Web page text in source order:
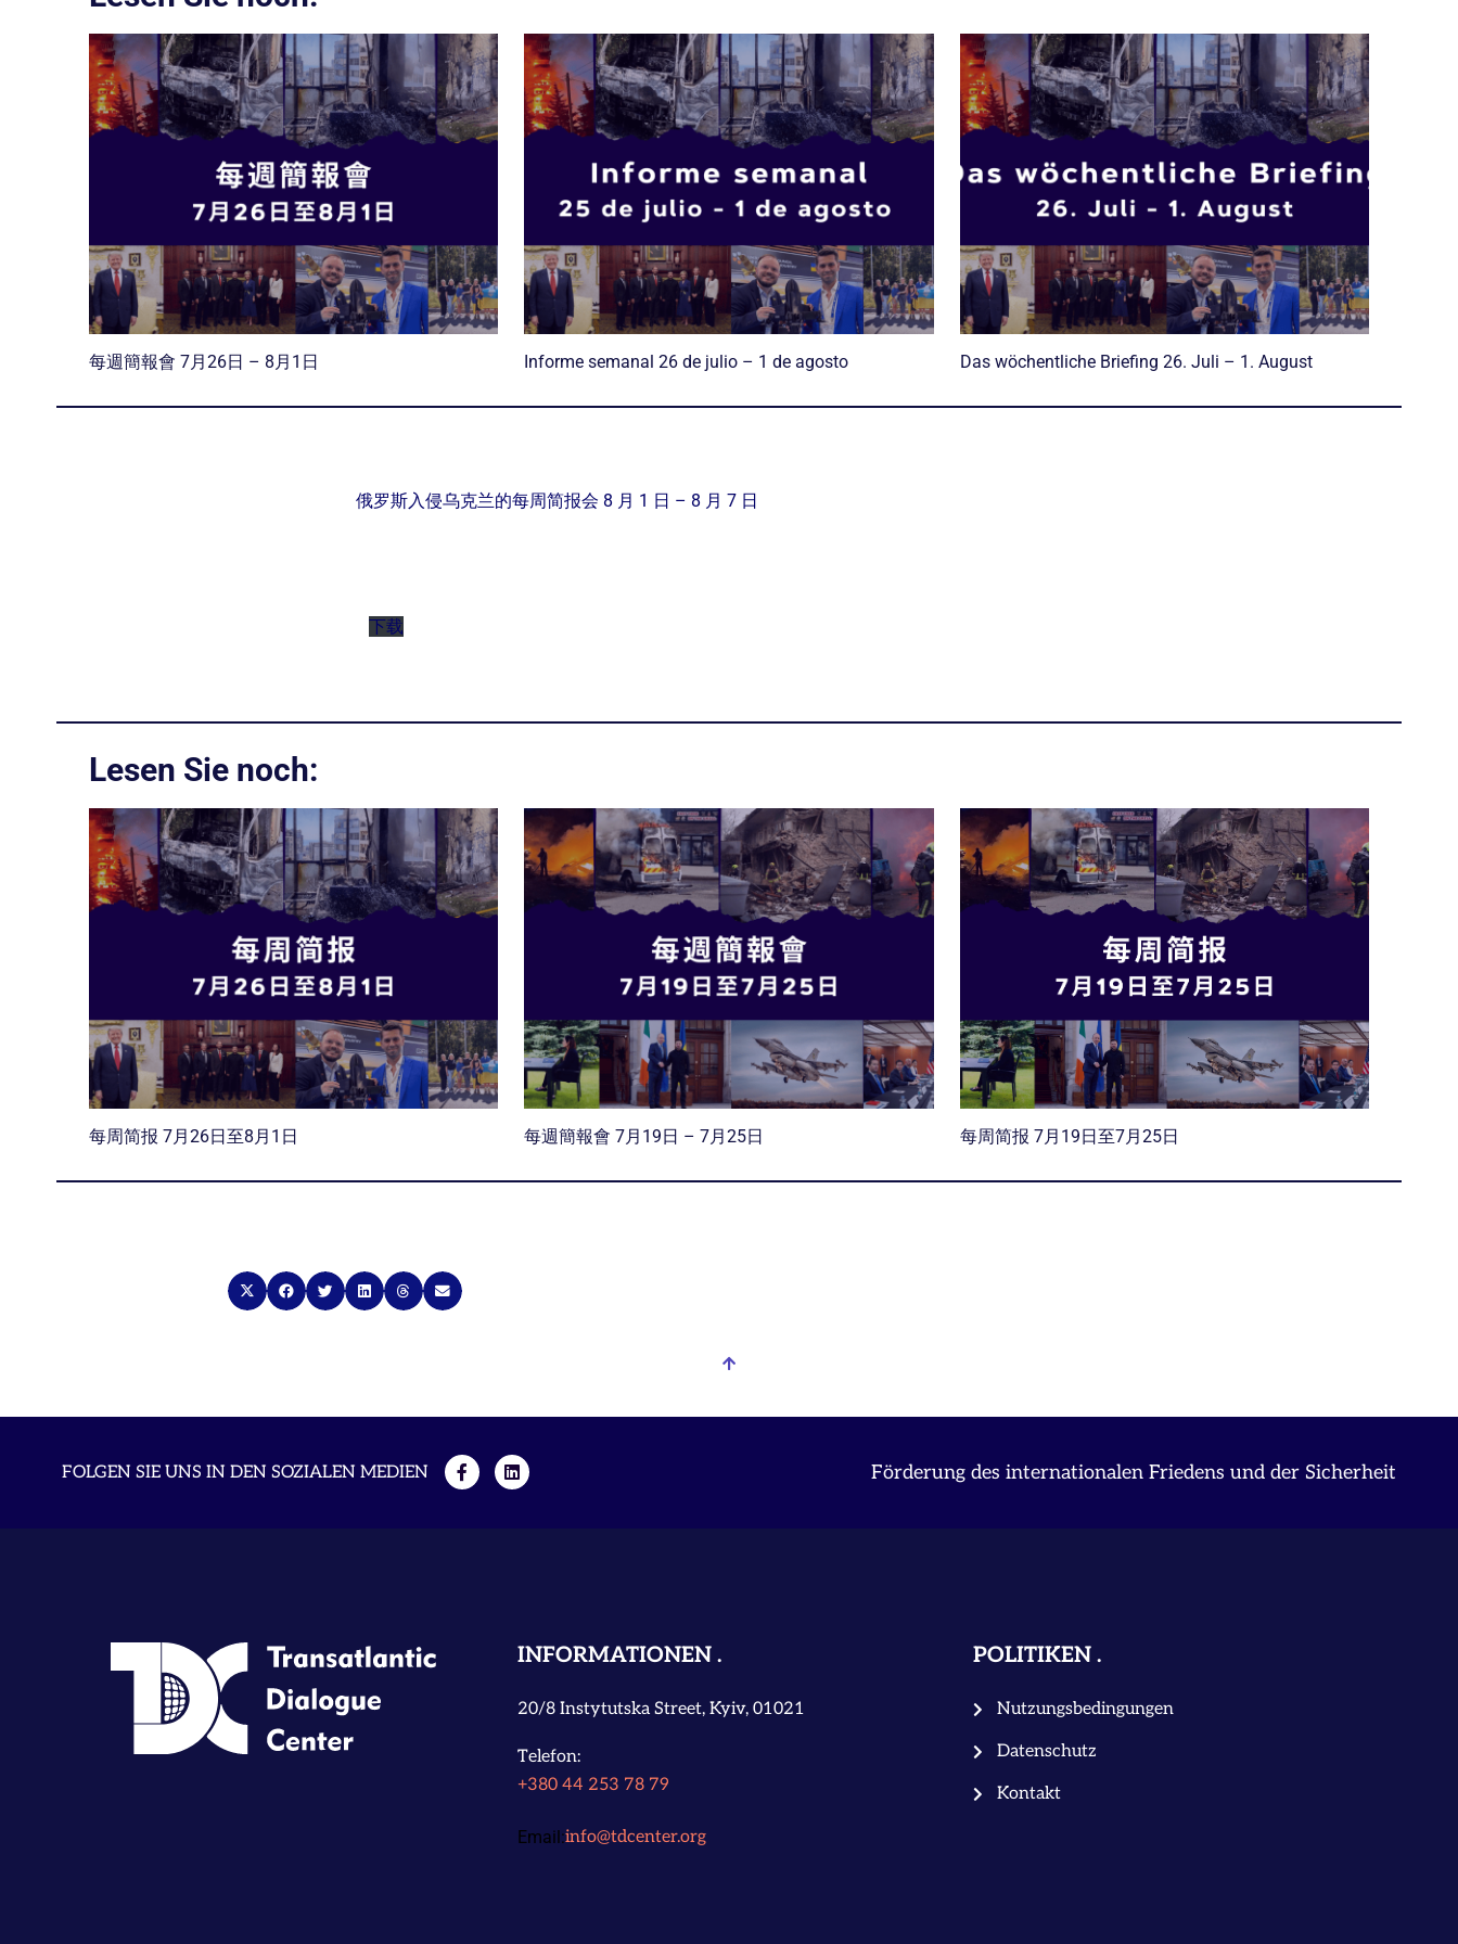
每週簡報會 7月26日 – 8月1日 Informe semanal 26 de julio – 1 de agosto Das wöchentliche Briefing 26. Juli – 1. August
俄罗斯入侵乌克兰的每周简报会 8 月 1 日 – 8 月 7 日
下载
Lesen Sie noch:
每周简报 7月26日至8月1日 每週簡報會 7月19日 – 7月25日 每周简报 7月19日至7月25日
FOLGEN SIE UNS IN DEN SOZIALEN MEDIEN Förderung des internationalen Friedens und der Sicherheit
INFORMATIONEN
20/8 Instytutska Street, Kyiv, 01021
Telefon:
+380 44 253 78 79
Email:info@tdcenter.org
POLITIKEN
Nutzungsbedingungen
Datenschutz
Kontakt